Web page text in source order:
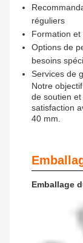
réguliers
Formation
Options de
besoins
Services de
Notre
de soutien
satisfaction
40 mm.
Emballage